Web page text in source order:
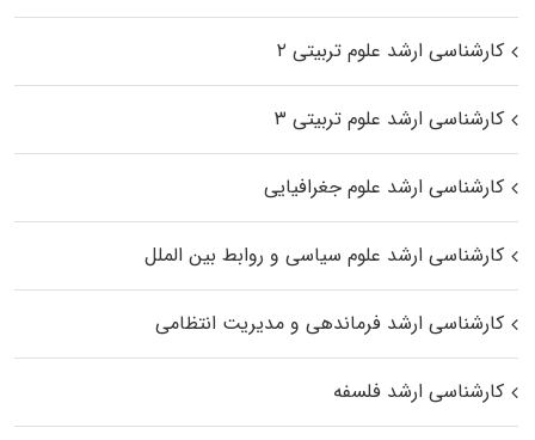
کارشناسی ارشد علوم تربیتی ۲
کارشناسی ارشد علوم تربیتی ۳
کارشناسی ارشد علوم جغرافیایی
کارشناسی ارشد علوم سیاسی و روابط بین الملل
کارشناسی ارشد فرماندهی و مدیریت انتظامی
کارشناسی ارشد فلسفه